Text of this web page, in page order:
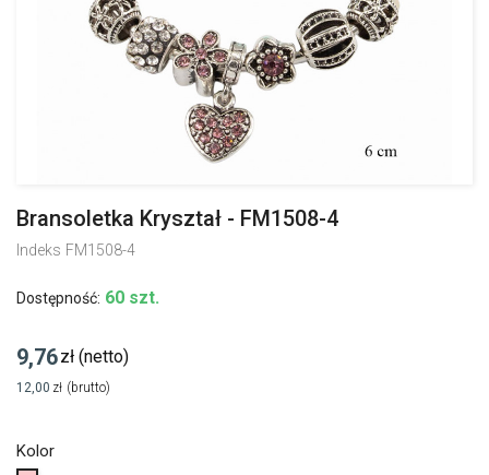
Bransoletka Kryształ - FM1508-4
Indeks FM1508-4
Dostępność: 60 szt.
9,76zł (netto)
12,00 zł (brutto)
Kolor